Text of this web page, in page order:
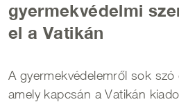
gyermekvédelmi
el a Vatikán
A gyermekvédelemről sok szó
amely kapcsán a Vatikán